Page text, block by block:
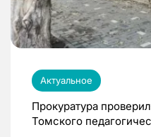
Актуальное
Прокуратура
Томского